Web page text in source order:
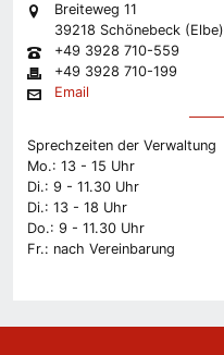
Breiteweg 11
39218 Schönebeck (Elbe)
+49 3928 710-559
+49 3928 710-199
Email
Sprechzeiten der Verwaltung
Mo.: 13 - 15 Uhr
Di.: 9 - 11.30 Uhr
Di.: 13 - 18 Uhr
Do.: 9 - 11.30 Uhr
Fr.: nach Vereinbarung